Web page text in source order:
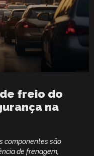
freio do
na
componentes são
de frenagem,